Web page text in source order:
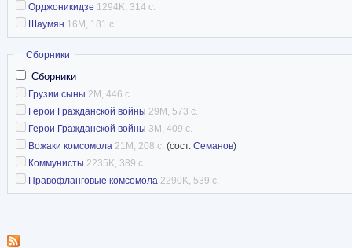
Орджоникидзе 1294K, 314 с.
Шаумян 16M, 181 с.
Скрыть
Сборники
Сборники
Грузии сыны 2M, 446 с.
Герои Гражданской войны 29M, 573 с.
Герои Гражданской войны 3M, 409 с.
Вожаки комсомола 21M, 208 с. (сост. Семанов)
Коммунисты 2235K, 389 с.
Правофланговые комсомола 2290K, 539 с.